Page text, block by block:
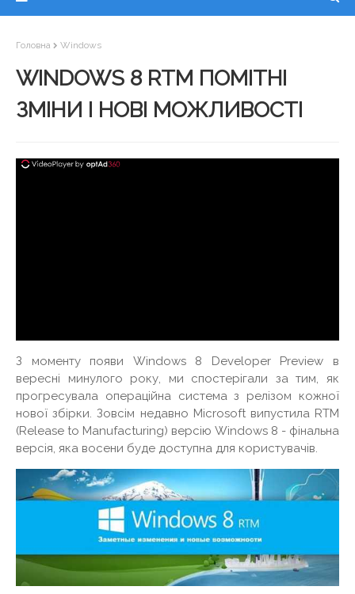
Головна Windows
WINDOWS 8 RTM ПОМІТНІ
ЗМІНИ І НОВІ МОЖЛИВОСТІ
З моменту появи Windows 8 Developer Preview в
вересні минулого року, ми спостерігали за тим, як
прогресувала операційна система з релізом кожної
нової збірки. Зовсім недавно Microsoft випустила RTM
(Release to Manufacturing) версію Windows 8 - фінальна
версія, яка восени буде доступна для користувачів.